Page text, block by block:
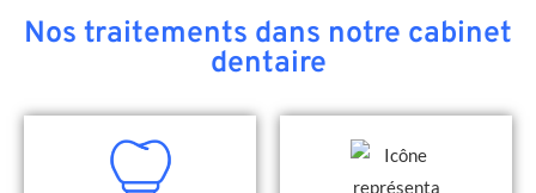
Nos traitements dans notre cabinet
dentaire